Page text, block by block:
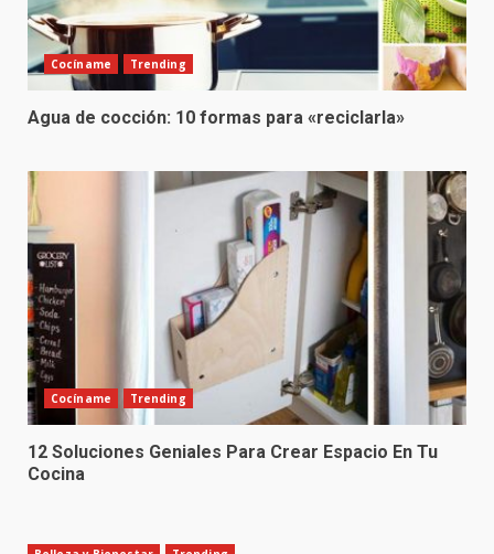
Cocíname Trending
Agua de cocción: 10 formas para «reciclarla»
Cocíname Trending
12 Soluciones Geniales Para Crear Espacio En Tu
Cocina